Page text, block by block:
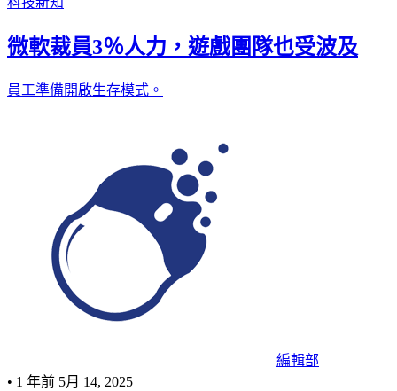
微軟裁員3％人力，遊戲團隊也受波及
員工準備開啟生存模式。
編輯部
• 1 年前 5月 14, 2025